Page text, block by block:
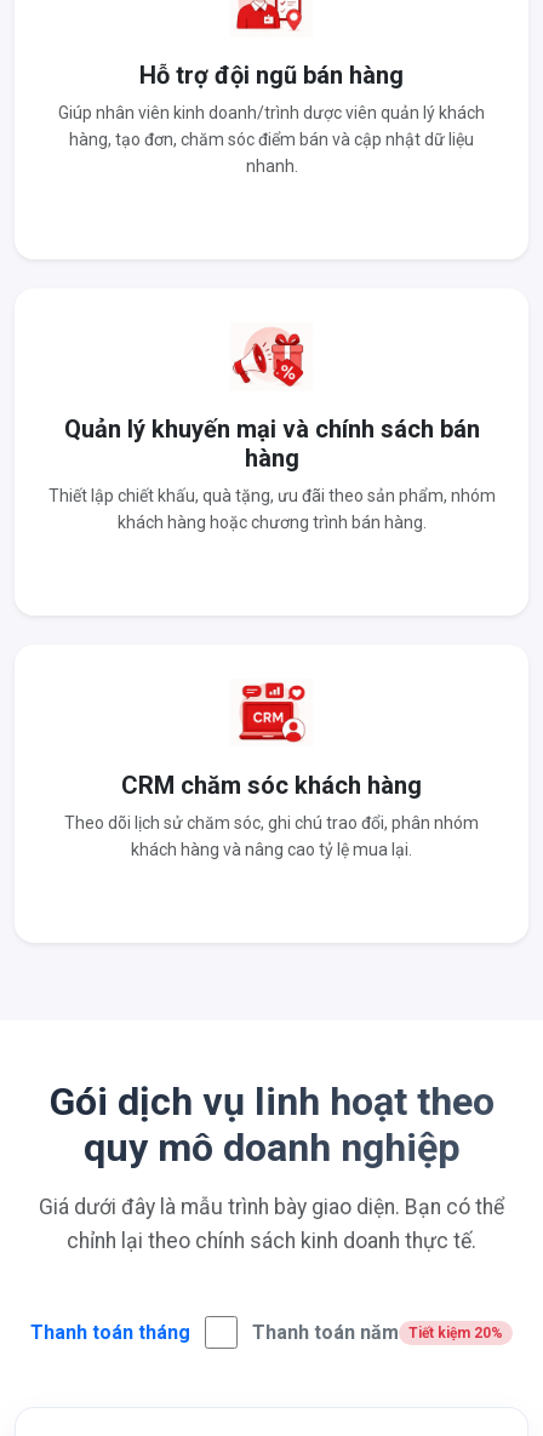
Hỗ trợ đội ngũ bán hàng
Giúp nhân viên kinh doanh/trình dược viên quản lý khách
hàng, tạo đơn, chăm sóc điểm bán và cập nhật dữ liệu
nhanh.
Quản lý khuyến mại và chính sách bán
hàng
Thiết lập chiết khấu, quà tặng, ưu đãi theo sản phẩm, nhóm
khách hàng hoặc chương trình bán hàng.
CRM chăm sóc khách hàng
Theo dõi lịch sử chăm sóc, ghi chú trao đổi, phân nhóm
khách hàng và nâng cao tỷ lệ mua lại.
Gói dịch vụ linh hoạt theo
quy mô doanh nghiệp
Giá dưới đây là mẫu trình bày giao diện. Bạn có thể
chỉnh lại theo chính sách kinh doanh thực tế.
Thanh toán tháng Thanh toán năm Tiết kiệm 20%